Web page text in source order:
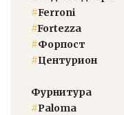
#Ferroni
#Fortezza
#Форпост
#Центурион
Фурнитура
#Paloma